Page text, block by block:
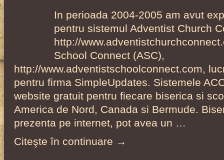
2003
In perioada 2004-2005 am avut
pentru sistemul Adventist Church
http://
School Connect (ASC),
http://www.adventistschoolconnect.com,
pentru firma SimpleUpdates. Sistemele
website gratuit pentru fiecare biserica si
America de Nord, Canada si Bermude.
prezenta pe internet, pot avea un …
Citeşte în continuare →